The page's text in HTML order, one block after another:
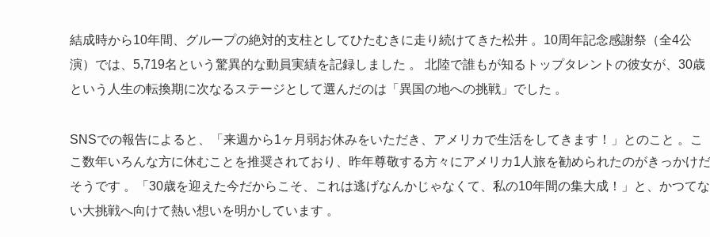
結成時から10年間、グループの絶対的支柱としてひたむきに走り続けてきた松井 。10周年記念感謝祭（全4公
演）では、5,719名という驚異的な動員実績を記録しました 。 北陸で誰もが知るトップタレントの彼女が、30歳
という人生の転換期に次なるステージとして選んだのは「異国の地への挑戦」でした 。
SNSでの報告によると、「来週から1ヶ月弱お休みをいただき、アメリカで生活をしてきます！」とのこと 。こ
こ数年いろんな方に休むことを推奨されており、昨年尊敬する方々にアメリカ1人旅を勧められたのがきっかけだ
そうです 。「30歳を迎えた今だからこそ、これは逃げなんかじゃなくて、私の10年間の集大成！」と、かつてな
い大挑戦へ向けて熱い想いを明かしています 。